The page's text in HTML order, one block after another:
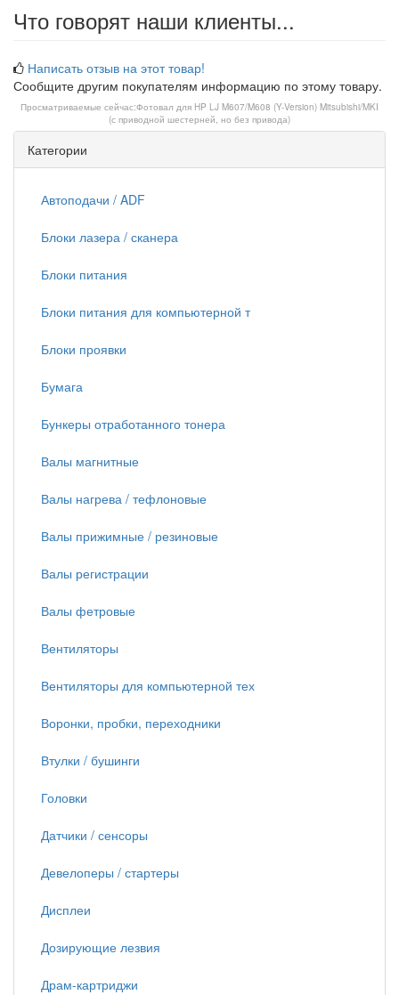
Что говорят наши клиенты...
Написать отзыв на этот товар!
Сообщите другим покупателям информацию по этому товару.
Просматриваемые сейчас:Фотовал для HP LJ M607/M608 (Y-Version) Mitsubishi/MKI
(с приводной шестерней, но без привода)
Категории
Автоподачи / ADF
Блоки лазера / сканера
Блоки питания
Блоки питания для компьютерной т
Блоки проявки
Бумага
Бункеры отработанного тонера
Валы магнитные
Валы нагрева / тефлоновые
Валы прижимные / резиновые
Валы регистрации
Валы фетровые
Вентиляторы
Вентиляторы для компьютерной тех
Воронки, пробки, переходники
Втулки / бушинги
Головки
Датчики / сенсоры
Девелоперы / стартеры
Дисплеи
Дозирующие лезвия
Драм-картриджи